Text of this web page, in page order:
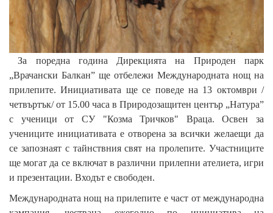
За поредна година Дирекцията на Природен парк
„Врачански Балкан” ще отбележи Международната нощ на
прилепите. Инициативата ще се поведе на 13 октомври /
четвъртък/ от 15.00 часа в Природозащитен център „Натура”
с ученици от СУ "Козма Тричков" Враца. Освен за
учениците инициативата е отворена за всички желаещи да
се запознаят с тайнствния свят на пролепите. Участниците
ще могат да се включат в различни прилепни ателиета, игри
и презентации. Входът е свободен.
Международната нощ на прилепите е част от международна